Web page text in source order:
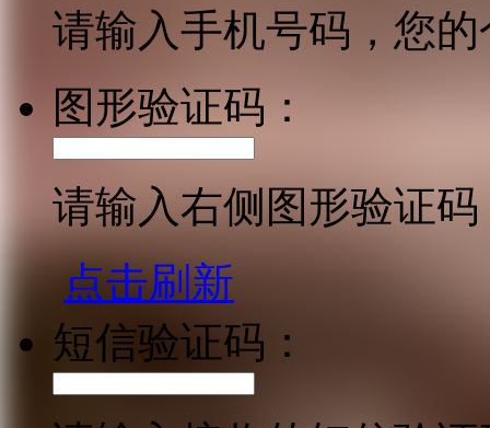
请输入手机号码，您
图形验证码：
请输入右侧图形验证码
点击刷新
短信验证码：